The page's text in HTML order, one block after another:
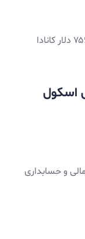
اسکول
و حسابداری